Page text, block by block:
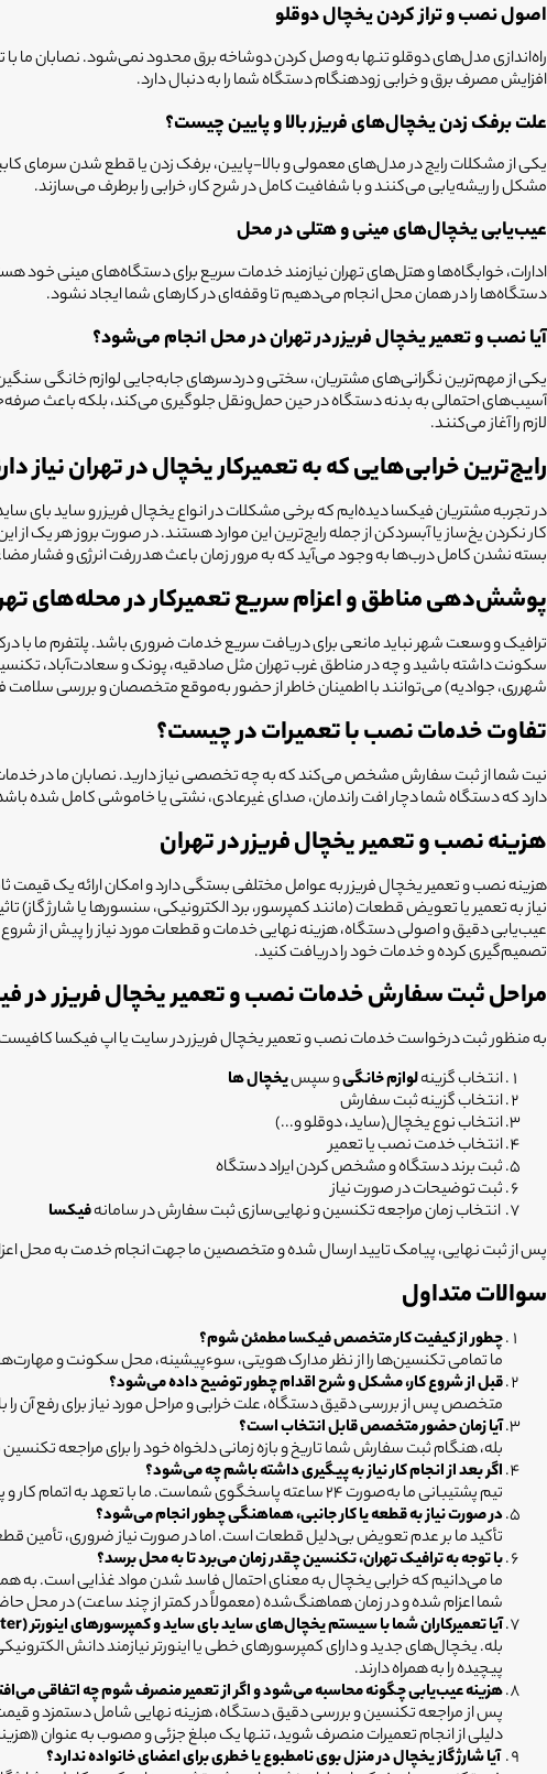
اصول نصب و تراز کردن یخچال دوقلو
راه‌اندازی مدل‌های دوقلو تنها به وصل کردن دوشاخه برق محدود نمی‌شود. نصابان ما با
افزایش مصرف برق و خرابی زودهنگام دستگاه شما را به دنبال دارد.
علت برفک زدن یخچال‌های فریزر بالا و پایین چیست؟
یکی از مشکلات رایج در مدل‌های معمولی و بالا-پایین، برفک زدن یا قطع شدن
مشکل را ریشه‌یابی می‌کنند و با شفافیت کامل در شرح کار، خرابی را برطرف می‌سازند.
عیب‌یابی یخچال‌های مینی و هتلی در محل
ادارات، خوابگاه‌ها و هتل‌های تهران نیازمند خدمات سریع برای دستگاه‌های مینی خود
دستگاه‌ها را در همان محل انجام می‌دهیم تا وقفه‌ای در کارهای شما ایجاد نشود.
آیا نصب و تعمیر یخچال فریزر در تهران در محل انجام می‌شود؟
یکی از مهم‌ترین نگرانی‌های مشتریان، سختی و دردسرهای جابه‌جایی لوازم خانگی
آسیب‌های احتمالی به بدنه دستگاه در حین حمل‌ونقل جلوگیری می‌کند، بلکه باعث
لازم را آغاز می‌کنند.
رایج‌ترین خرابی‌هایی که به تعمیرکار یخچال در تهران نیاز
در تجربه مشتریان فیکسا دیده‌ایم که برخی مشکلات در انواع یخچال فریزر و ساید بای
کار نکردن یخ‌ساز یا آبسردکن از جمله رایج‌ترین این موارد هستند. در صورت بروز هر یک
بسته نشدن کامل درب‌ها به وجود می‌آید که به مرور زمان باعث هدررفت انرژی و فشار
پوشش‌دهی مناطق و اعزام سریع تعمیرکار در محله‌های
ترافیک و وسعت شهر نباید مانعی برای دریافت سریع خدمات ضروری باشد. پلتفرم ما با
سکونت داشته باشید و چه در مناطق غرب تهران مثل صادقیه، پونک و سعادت‌آباد،
شهرری، جوادیه) می‌توانند با اطمینان خاطر از حضور به‌موقع متخصصان و بررسی سلامت
تفاوت خدمات نصب با تعمیرات در چیست؟
نیت شما از ثبت سفارش مشخص می‌کند که به چه تخصصی نیاز دارید. نصابان ما در خدمات
دارد که دستگاه شما دچار افت راندمان، صدای غیرعادی، نشتی یا خاموشی کامل شده
هزینه نصب و تعمیر یخچال فریزر در تهران
هزینه نصب و تعمیر یخچال فریزر به عوامل مختلفی بستگی دارد و امکان ارائه یک قیمت
نیاز به تعمیر یا تعویض قطعات (مانند کمپرسور، برد الکترونیکی، سنسورها یا شارژ
عیب‌یابی دقیق و اصولی دستگاه، هزینه نهایی خدمات و قطعات مورد نیاز را پیش از
تصمیم‌گیری کرده و خدمات خود را دریافت کنید.
مراحل ثبت سفارش خدمات نصب و تعمیر یخچال فریزر در
به منظور ثبت درخواست خدمات نصب و تعمیر یخچال فریزر در سایت یا اپ فیکسا کافیست
انتخاب گزینهلوازم خانگیو سپسیخچال ها
انتخاب گزینه ثبت سفارش
انتخاب نوع یخچال(ساید، دوقلو و...)
انتخاب خدمت نصب یا تعمیر
ثبت برند دستگاه و مشخص کردن ایراد دستگاه
ثبت توضیحات در صورت نیاز
انتخاب زمان مراجعه تکنسین و نهایی‌سازی ثبت سفارش در سامانهفیکسا
پس از ثبت نهایی، پیامک تایید ارسال شده و متخصصین ما جهت انجام خدمت به محل
سوالات متداول
چطور از کیفیت کار متخصص فیکسا مطمئن شوم؟
ما تمامی تکنسین‌ها را از نظر مدارک هویتی، سوءپیشینه، محل سکونت و
قبل از شروع کار، مشکل و شرح اقدام چطور توضیح داده می‌شود؟
متخصص پس از بررسی دقیق دستگاه، علت خرابی و مراحل مورد نیاز برای رفع آن
آیا زمان حضور متخصص قابل انتخاب است؟
بله، هنگام ثبت سفارش شما تاریخ و بازه زمانی دلخواه خود را برای مراجعه
اگر بعد از انجام کار نیاز به پیگیری داشته باشم چه می‌شود؟
تیم پشتیبانی ما به‌صورت ۲۴ ساعته پاسخگوی شماست. ما با تعهد به اتمام کار و پیگیری تا رفع نارضایتی، در کنار شما حضور داریم.
در صورت نیاز به قطعه یا کار جانبی، هماهنگی چطور انجام می‌شود؟
تأکید ما بر عدم تعویض بی‌دلیل قطعات است. اما در صورت نیاز ضروری، تأمین
با توجه به ترافیک تهران، تکنسین چقدر زمان می‌برد تا به محل برسد؟
ما می‌دانیم که خرابی یخچال به معنای احتمال فاسد شدن مواد غذایی است.
شما اعزام شده و در زمان هماهنگ‌شده (معمولاً در کمتر از چند ساعت) در محل
آیا تعمیرکاران شما با سیستم یخچال‌های ساید بای ساید و کمپرسورهای اینورتر (Inverter) آشنایی دارند؟
بله. یخچال‌های جدید و دارای کمپرسورهای خطی یا اینورتر نیازمند دانش
پیچیده را به همراه دارند.
هزینه عیب‌یابی چگونه محاسبه می‌شود و اگر از تعمیر منصرف شوم چه اتفاقی
پس از مراجعه تکنسین و بررسی دقیق دستگاه، هزینه نهایی شامل دستمزد و
دلیلی از انجام تعمیرات منصرف شوید، تنها یک مبلغ جزئی و مصوب به عنوان
آیا شارژ گاز یخچال در منزل بوی نامطبوع یا خطری برای اعضای خانواده ندارد؟